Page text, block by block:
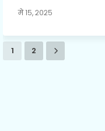
मे १५, २०२५
1 2